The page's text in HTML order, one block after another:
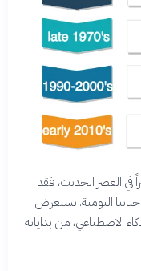
في العصر الحديث، فقد
اليومية. يستعرض
الاصطناعي، من بداياته